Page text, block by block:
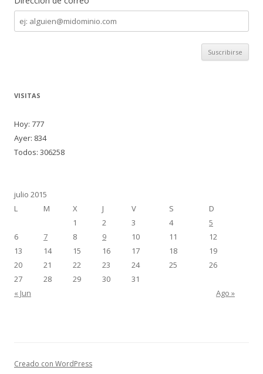
Dirección
de
correo
VISITAS
Hoy: 777
Ayer: 834
Todos: 306258
julio 2015
L
M X J V S D
« Jun Ago »
1 2 3 4
5
6
7 8 9 10 11
12
13
14 15 16 17 18
19
20
21 22 23 24 25
26
27
28 29 30 31
Creado con WordPress